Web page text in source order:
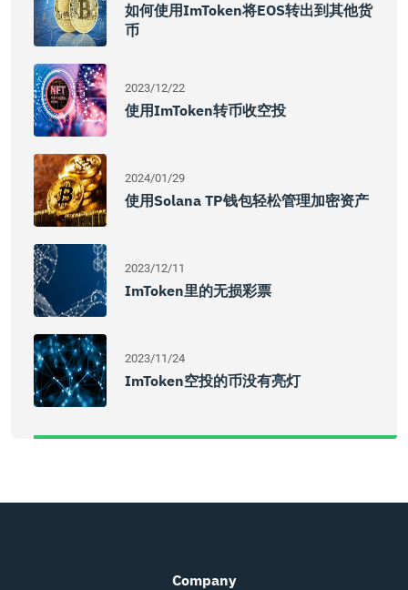
如何使用imToken将EOS转出到其他货
币
2023/12/22
使用imToken转币收空投
2024/01/29
使用Solana TP钱包轻松管理加密资产
2023/12/11
ImToken里的无损彩票
2023/11/24
ImToken空投的币没有亮灯
Company